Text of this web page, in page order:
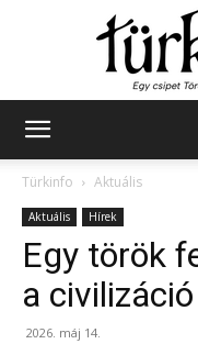
Türkinfo
Aktuális
Aktuális Hírek
Egy török
a
2026. máj 14.